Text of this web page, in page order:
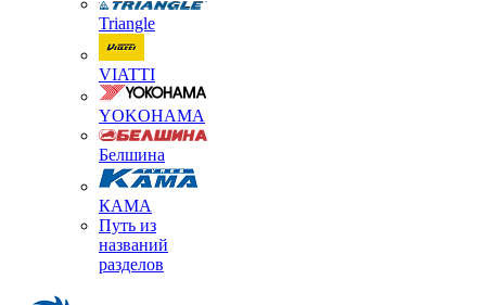
Triangle
VIATTI
YOKOHAMA
Белшина
КАМА
Путь из
названий
разделов